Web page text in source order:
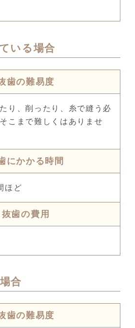
いる場合
歯の難易度
り、削ったり、糸で縫う必
こまで難しくはありませ
にかかる時間
ほど
抜歯の費用
合
歯の難易度